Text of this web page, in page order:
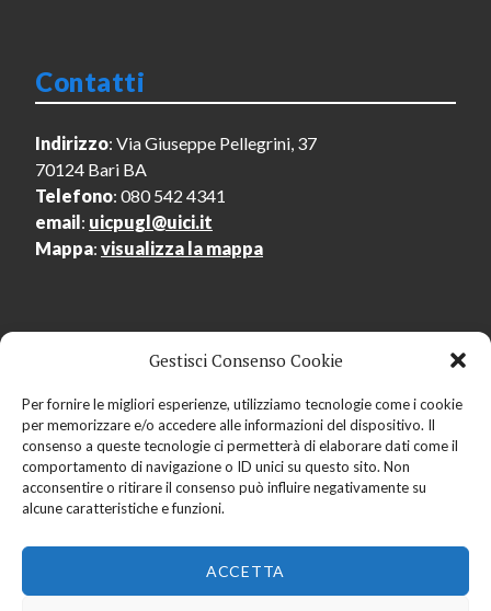
Gestisci Consenso Cookie
Per fornire le migliori esperienze, utilizziamo tecnologie come i cookie
per memorizzare e/o accedere alle informazioni del dispositivo. Il
consenso a queste tecnologie ci permetterà di elaborare dati come il
comportamento di navigazione o ID unici su questo sito. Non
acconsentire o ritirare il consenso può influire negativamente su
alcune caratteristiche e funzioni.
ACCETTA
Contatti
Indirizzo: Via Giuseppe Pellegrini, 37
70124 Bari BA
Telefono: 080 542 4341
email : uicpugl@uici.it
Mappa: visualizza la mappa
Menu Utente
Accedi
Registrati
Centro Regionale dell'Audiolibro